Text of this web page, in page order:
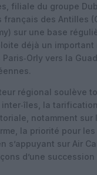
filiale du groupe
des Antilles
sur une base
déjà un
vers la
régional soulève
la
notamment
la priorité pour
s’appuyant sur Air
d’une